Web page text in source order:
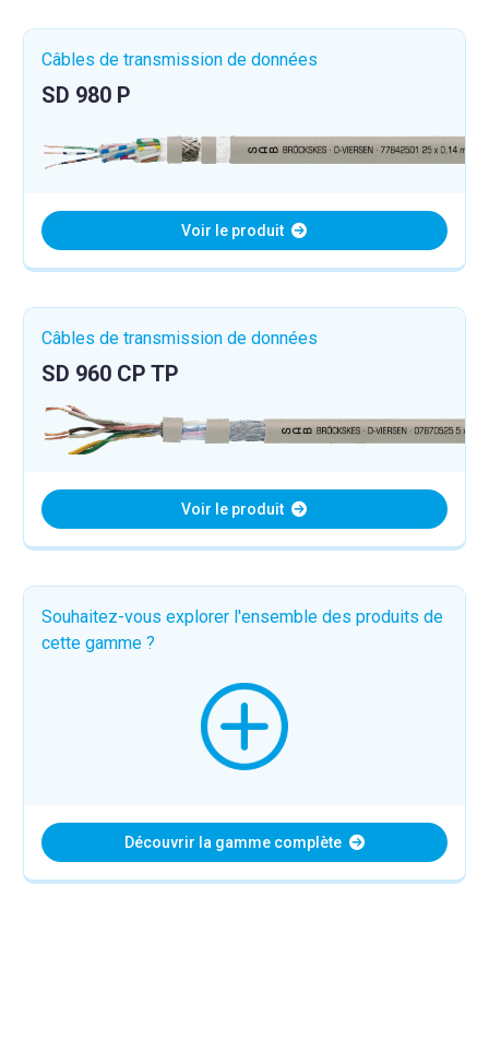
Câbles de transmission de données
SD 980 P
Voir le produit
Câbles de transmission de données
SD 960 CP TP
Voir le produit
Souhaitez-vous explorer l'ensemble des produits de
cette gamme ?
Découvrir la gamme complète